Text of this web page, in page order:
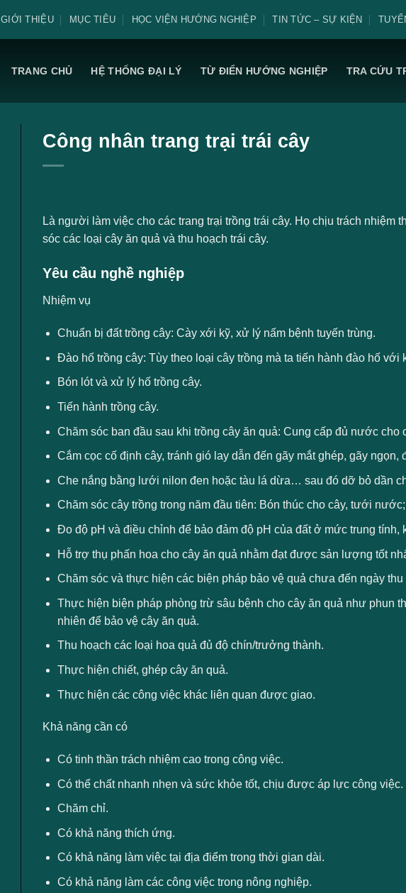
GIỚI THIỆU MỤC TIÊU HỌC VIỆN HƯỚNG NGHIỆP TIN TỨC – SỰ KIỆN
TRANG CHỦ HỆ THỐNG ĐẠI LÝ TỪ ĐIỂN HƯỚNG NGHIỆP TRA CỨU
Công nhân trang trại trái cây
Là người làm việc cho các trang trại trồng trái cây. Họ chịu trách nhiệm
sóc các loại cây ăn quả và thu hoạch trái cây.
Yêu cầu nghề nghiệp
Nhiệm vụ
Chuẩn bị đất trồng cây: Cày xới kỹ, xử lý nấm bệnh tuyến trùng.
Đào hố trồng cây: Tùy theo loại cây trồng mà ta tiến hành đào hố với
Bón lót và xử lý hố trồng cây.
Tiến hành trồng cây.
Chăm sóc ban đầu sau khi trồng cây ăn quả: Cung cấp đủ nước cho
Cắm cọc cố định cây, tránh gió lay dẫn đến gãy mắt ghép, gãy ngọn,
Che nắng bằng lưới nilon đen hoặc tàu lá dừa… sau đó dỡ bỏ dần
Chăm sóc cây trồng trong năm đầu tiên: Bón thúc cho cây, tưới
Đo độ pH và điều chỉnh để bảo đảm độ pH của đất ở mức trung tính,
Hỗ trợ thụ phấn hoa cho cây ăn quả nhằm đạt được sản lượng tốt
Chăm sóc và thực hiện các biện pháp bảo vệ quả chưa đến ngày thu
Thực hiện biện pháp phòng trừ sâu bệnh cho cây ăn quả như phun
nhiên để bảo vệ cây ăn quả.
Thu hoạch các loại hoa quả đủ độ chín/trưởng thành.
Thực hiện chiết, ghép cây ăn quả.
Thực hiện các công việc khác liên quan được giao.
Khả năng cần có
Có tinh thần trách nhiệm cao trong công việc.
Có thể chất nhanh nhẹn và sức khỏe tốt, chịu được áp lực công việc.
Chăm chỉ.
Có khả năng thích ứng.
Có khả năng làm việc tại địa điểm trong thời gian dài.
Có khả năng làm các công việc trong nông nghiệp.